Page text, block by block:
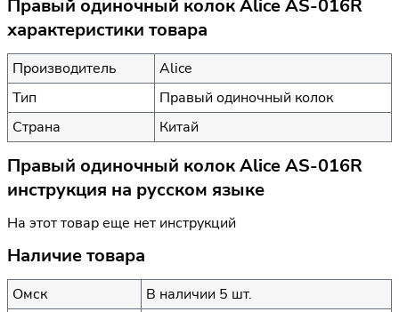
Правый одиночный колок Alice AS-016R
характеристики товара
Производитель
Alice
Тип
Правый одиночный колок
Страна
Китай
Правый одиночный колок Alice AS-016R
инструкция на русском языке
На этот товар еще нет инструкций
Наличие товара
Омск
В наличии 5 шт.